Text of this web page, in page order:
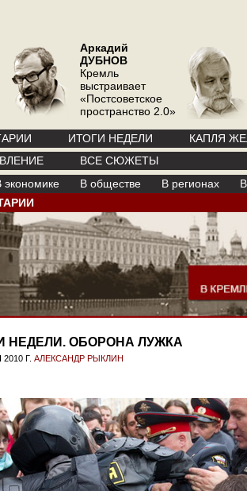
Аркадий
ДУБНОВ
Кремль
выстраивает
«Постсоветское
пространство 2.0»
ИТОГИ НЕДЕЛИ КАПЛЯ
ВСЕ СЮЖЕТЫ
экономике В обществе В регионах
НЕДЕЛИ. ОБОРОНА ЛУЖКА
Г. АЛЕКСАНДР РЫКЛИН